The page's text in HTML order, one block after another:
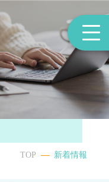
TOP 新着情報